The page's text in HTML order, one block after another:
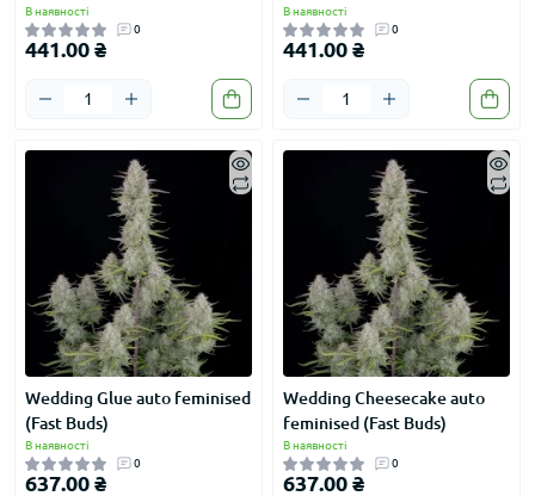
В наявності
0
441.00 ₴
В наявності
0
441.00 ₴
Wedding Glue auto feminised
(Fast Buds)
В наявності
0
637.00 ₴
Wedding Cheesecake auto
feminised (Fast Buds)
В наявності
0
637.00 ₴